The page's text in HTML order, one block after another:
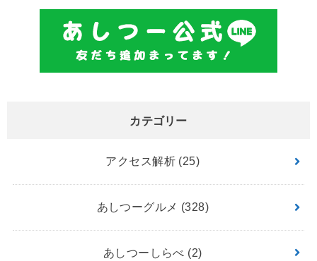
カテゴリー
アクセス解析 (25)
あしつーグルメ (328)
あしつーしらべ (2)